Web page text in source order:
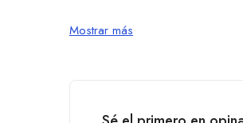
Mostrar más